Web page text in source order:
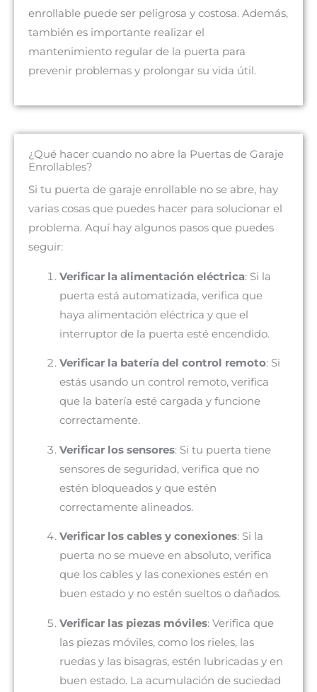
enrollable puede ser peligrosa y costosa. Además,
también es importante realizar el
mantenimiento regular de la puerta para
prevenir problemas y prolongar su vida útil.
¿Qué hacer cuando no abre la Puertas de Garaje
Enrollables?
Si tu puerta de garaje enrollable no se abre, hay
varias cosas que puedes hacer para solucionar el
problema. Aquí hay algunos pasos que puedes
seguir:
Verificar la alimentación eléctrica: Si la
puerta está automatizada, verifica que
haya alimentación eléctrica y que el
interruptor de la puerta esté encendido.
Verificar la batería del control remoto: Si
estás usando un control remoto, verifica
que la batería esté cargada y funcione
correctamente.
Verificar los sensores: Si tu puerta tiene
sensores de seguridad, verifica que no
estén bloqueados y que estén
correctamente alineados.
Verificar los cables y conexiones: Si la
puerta no se mueve en absoluto, verifica
que los cables y las conexiones estén en
buen estado y no estén sueltos o dañados.
Verificar las piezas móviles: Verifica que
las piezas móviles, como los rieles, las
ruedas y las bisagras, estén lubricadas y en
buen estado. La acumulación de suciedad